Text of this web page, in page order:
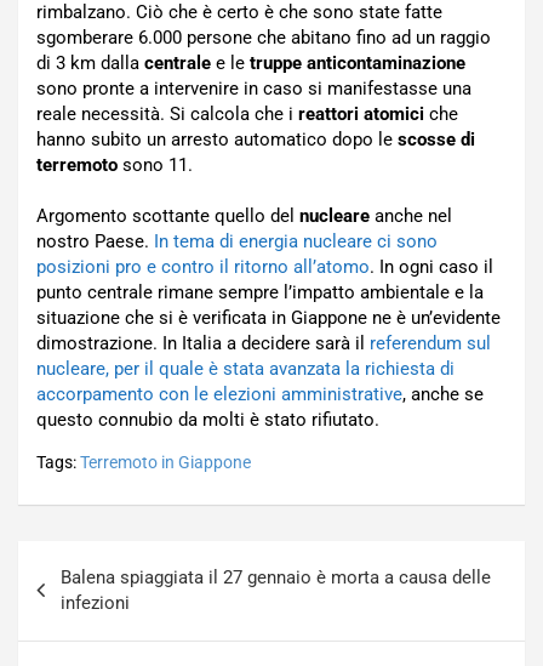
rimbalzano. Ciò che è certo è che sono state fatte
sgomberare 6.000 persone che abitano fino ad un raggio
di 3 km dalla centrale e le truppe anticontaminazione
sono pronte a intervenire in caso si manifestasse una
reale necessità. Si calcola che i reattori atomici che
hanno subito un arresto automatico dopo le scosse di
terremoto sono 11.
Argomento scottante quello del nucleare anche nel
nostro Paese. In tema di energia nucleare ci sono
posizioni pro e contro il ritorno all’atomo. In ogni caso il
punto centrale rimane sempre l’impatto ambientale e la
situazione che si è verificata in Giappone ne è un’evidente
dimostrazione. In Italia a decidere sarà il referendum sul
nucleare, per il quale è stata avanzata la richiesta di
accorpamento con le elezioni amministrative, anche se
questo connubio da molti è stato rifiutato.
Tags:Terremoto in Giappone
articoli
Balena spiaggiata il 27 gennaio è morta a causa delle
infezioni